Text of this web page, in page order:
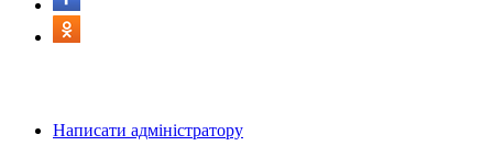
Написати адміністратору